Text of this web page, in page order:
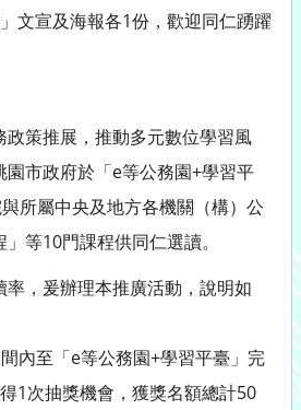
文宣及海報各1份，歡迎同仁踴躍
策推展，推動多元數位學習風
市政府於「e等公務園+學習平
所屬中央及地方各機關（構）公
等10門課程供同仁選讀。
，爰辦理本推廣活動，說明如
內至「e等公務園+學習平臺」完
1次抽獎機會，獲獎名額總計50